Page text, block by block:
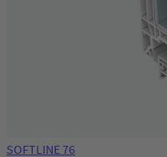
SOFTLINE 76